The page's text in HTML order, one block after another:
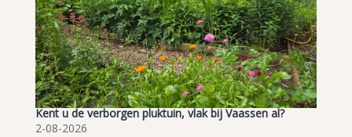
Kent u de verborgen pluktuin, vlak bij Vaassen al?
2-08-2026